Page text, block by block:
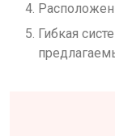
Гибкая